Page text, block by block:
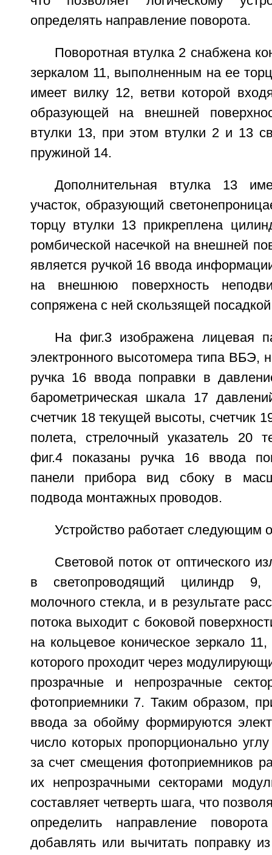
определять направление поворота.
Поворотная втулка 2 снабжена
зеркалом 11, выполненным на ее
имеет вилку 12, ветви которой
образующей на внешней
втулки 13, при этом втулки 2 и 13
пружиной 14.
Дополнительная втулка 13
участок, образующий
торцу втулки 13 прикреплена
ромбической насечкой на внешней
является ручкой 16 ввода
на внешнюю поверхность
сопряжена с ней скользящей
На фиг.3 изображена лицевая
электронного высотомера типа ВБЭ,
ручка 16 ввода поправки в
барометрическая шкала 17
счетчик 18 текущей высоты, счетчик
полета, стрелочный указатель 20
фиг.4 показаны ручка 16 ввода
панели прибора вид сбоку в
подвода монтажных проводов.
Устройство работает следующим
Световой поток от оптического
в светопроводящий цилиндр 9,
молочного стекла, и в результате
потока выходит с боковой
на кольцевое коническое зеркало
которого проходит через
прозрачные и непрозрачные
фотоприемники 7. Таким образом,
ввода за обойму формируются
число которых пропорционально
за счет смещения фотоприемников
их непрозрачными секторами
составляет четверть шага, что
определить направление
добавлять или вычитать поправку